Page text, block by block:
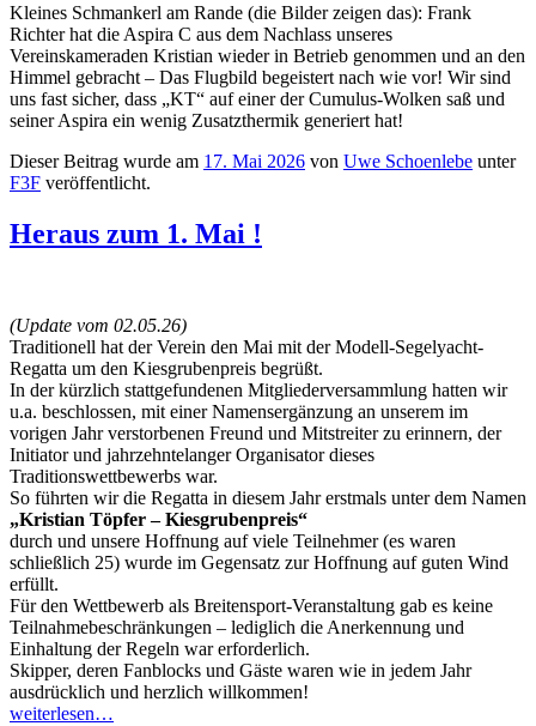
Kleines Schmankerl am Rande (die Bilder zeigen das): Frank
Richter hat die Aspira C aus dem Nachlass unseres
Vereinskameraden Kristian wieder in Betrieb genommen und an den
Himmel gebracht – Das Flugbild begeistert nach wie vor! Wir sind
uns fast sicher, dass „KT“ auf einer der Cumulus-Wolken saß und
seiner Aspira ein wenig Zusatzthermik generiert hat!
Dieser Beitrag wurde am 17. Mai 2026 von Uwe Schoenlebe unter
F3F veröffentlicht.
Heraus zum 1. Mai !
(Update vom 02.05.26)
Traditionell hat der Verein den Mai mit der Modell-Segelyacht-
Regatta um den Kiesgrubenpreis begrüßt.
In der kürzlich stattgefundenen Mitgliederversammlung hatten wir
u.a. beschlossen, mit einer Namensergänzung an unserem im
vorigen Jahr verstorbenen Freund und Mitstreiter zu erinnern, der
Initiator und jahrzehntelanger Organisator dieses
Traditionswettbewerbs war.
So führten wir die Regatta in diesem Jahr erstmals unter dem Namen
„Kristian Töpfer – Kiesgrubenpreis“
durch und unsere Hoffnung auf viele Teilnehmer (es waren
schließlich 25) wurde im Gegensatz zur Hoffnung auf guten Wind
erfüllt.
Für den Wettbewerb als Breitensport-Veranstaltung gab es keine
Teilnahmebeschränkungen – lediglich die Anerkennung und
Einhaltung der Regeln war erforderlich.
Skipper, deren Fanblocks und Gäste waren wie in jedem Jahr
ausdrücklich und herzlich willkommen!
weiterlesen…